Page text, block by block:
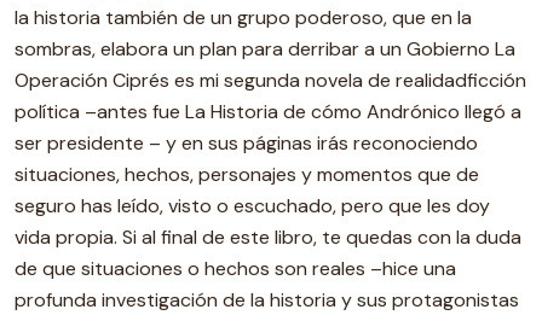
la historia también de un grupo poderoso, que en la
sombras, elabora un plan para derribar a un Gobierno La
Operación Ciprés es mi segunda novela de realidadficción
política –antes fue La Historia de cómo Andrónico llegó a
ser presidente – y en sus páginas irás reconociendo
situaciones, hechos, personajes y momentos que de
seguro has leído, visto o escuchado, pero que les doy
vida propia. Si al final de este libro, te quedas con la duda
de que situaciones o hechos son reales –hice una
profunda investigación de la historia y sus protagonistas